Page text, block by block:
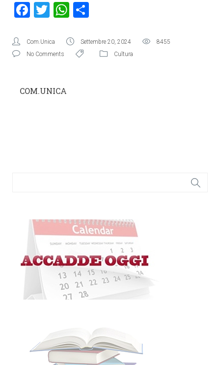
Facebook
TwitterWhatsApp
Com.Unica Settembre 20, 2024
8455
No Comments
Cultura
COM.UNICA